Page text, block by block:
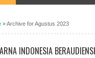
»Archive for Agustus 2023
INDONESIA